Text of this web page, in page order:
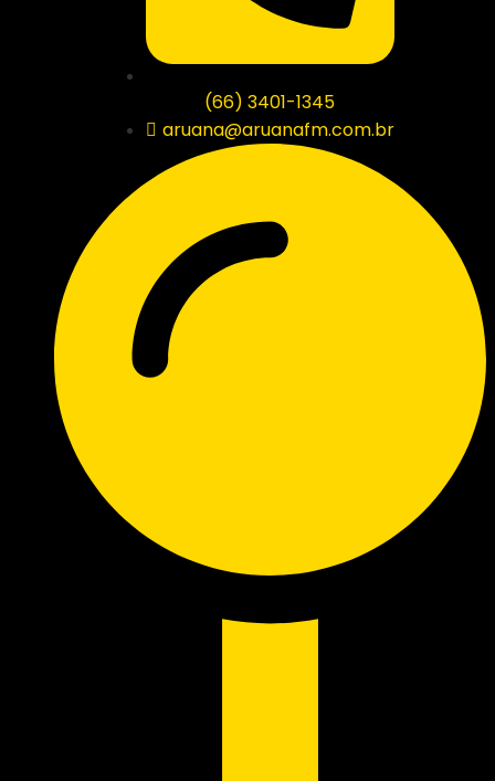
(66) 3401-1345
aruana@aruanafm.com.br